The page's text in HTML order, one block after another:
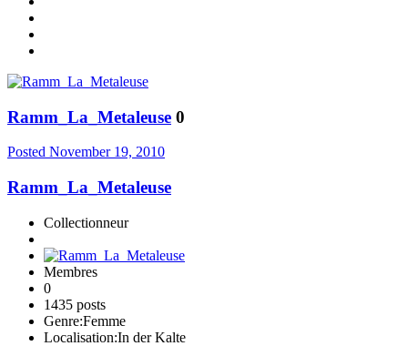
Ramm_La_Metaleuse 0
Posted November 19, 2010
Ramm_La_Metaleuse
Collectionneur
Membres
0
1435 posts
Genre:Femme
Localisation:In der Kalte